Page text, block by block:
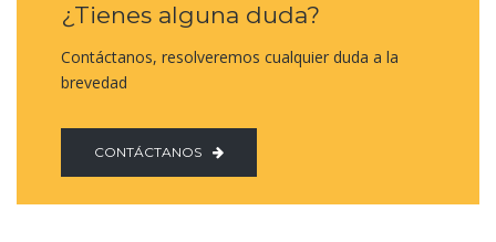
¿Tienes alguna duda?
Contáctanos, resolveremos cualquier duda a la
brevedad
CONTÁCTANOS